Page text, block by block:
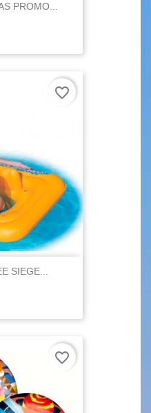
PROMO...
SIEGE...
favorite_border
favorite_border